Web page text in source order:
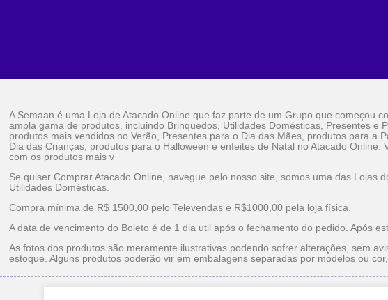
A Semaan é uma Loja de Atacado Online que faz parte de um Grupo que começou
ampla gama de produtos, incluindo Brinquedos, Utilidades Domésticas, Presentes
produtos mais vendidos no Verão, Presentes para o Dia das Mães, produtos para
Dia das Crianças, produtos para o Halloween e enfeites de Natal no Atacado
com os produtos mais v
Se quiser Comprar Atacado Online, navegue pelo nosso site, somos uma das Lojas
Utilidades Domésticas.
Compra mínima de R$ 1500,00 pelo Televendas e R$1000,00 pela loja física.
A data de vencimento do Boleto é de 1 dia util após o fechamento do pedido. Após
As fotos dos produtos são meramente ilustrativas podendo sofrer alterações, sem
estoque. Alguns produtos poderão vir em embalagens separadas por modelos ou